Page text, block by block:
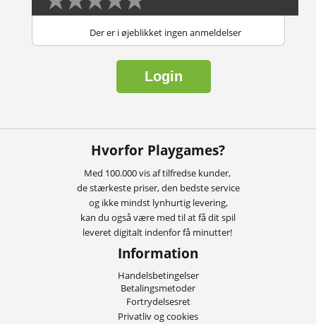
Der er i øjeblikket ingen anmeldelser
Login
Hvorfor Playgames?
Med 100.000 vis af tilfredse kunder,
de stærkeste priser, den bedste service
og ikke mindst lynhurtig levering,
kan du også være med til at få dit spil
leveret digitalt indenfor få minutter!
Information
Handelsbetingelser
Betalingsmetoder
Fortrydelsesret
Privatliv og cookies